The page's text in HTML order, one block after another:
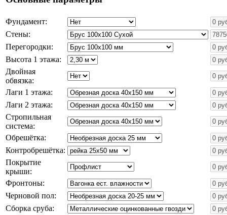
Фундамент:
Стены:
Перегородки:
Высота 1 этажа:
Двойная
обвязка:
Лаги 1 этажа:
Лаги 2 этажа:
Стропильная
система:
Обрешётка:
Контробрешётка:
Покрытие
крыши:
Фронтоны:
Черновой пол:
Сборка сруба: